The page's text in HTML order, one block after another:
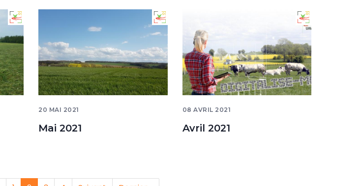
20 MAI 2021
Mai 2021
08 AVRIL 2021
Avril 2021